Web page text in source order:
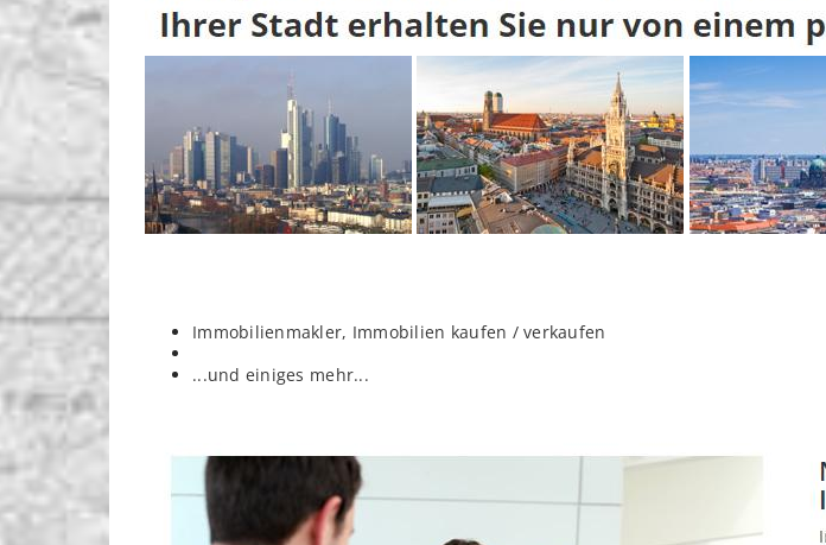
Immobilienmakler, Immobilien kaufen / verkaufen
...und einiges mehr...